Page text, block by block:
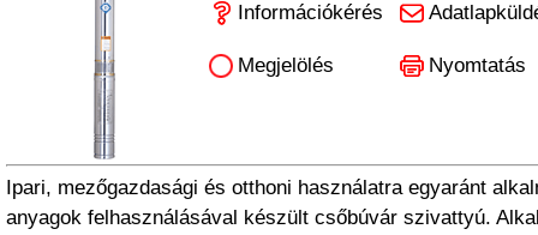
Információkérés
Megjelölés Nyomtatás
Ipari, mezőgazdasági és otthoni használatra egyaránt
anyagok felhasználásával készült csőbúvár szivattyú.